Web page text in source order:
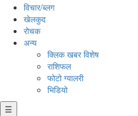
विचार/ब्लग
खेलकुद
रोचक
अन्य
क्लिक खबर विशेष
राशिफल
फोटो ग्यालरी
भिडियो
☰